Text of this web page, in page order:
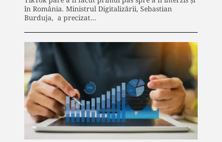
în România. Ministrul Digitalizării, Sebastian
Burduja, a precizat…